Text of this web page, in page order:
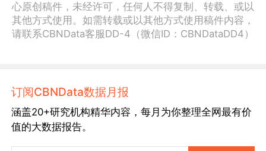
心原创稿件，未经许可，任何人不得复制、转载、或以
其他方式使用。如需转载或以其他方式使用稿件内容，
请联系CBNData客服DD-4（微信ID：CBNDataDD4）
订阅CBNData数据月报
涵盖20+研究机构精华内容，每月为你整理全网最有价
值的大数据报告。